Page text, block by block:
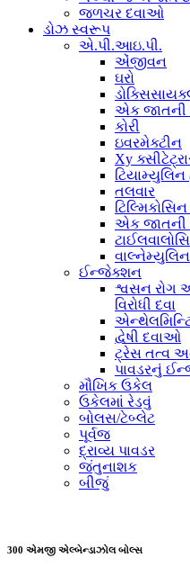
જળચર દવાઓ
ડોઝ સ્વરૂપ
એ.પી.આઇ.પી.
એંજીવન
ઘરો
એક
કોરી
ઇવરમેક્ટીન
Xy
તલવાર
એક
વાલ્નેમ્યુલિન
ઈન્જેક્શન
શ્વસન રોગ
વિરોધી દવા
દ્વેષી દવાઓ
ટ્રેસ તત્વ
પાવડરનું
મૌખિક ઉકેલ
ઉકેલમાં રેડવું
બોલસ/ટેબ્લેટ
પૂર્વજ
દ્રાવ્ય પાવડર
જંતુનાશક
બીજું
300 એમજી એલ્બેન્ડાઝોલ બોલ્સ